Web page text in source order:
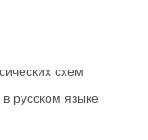
схем
русском языке